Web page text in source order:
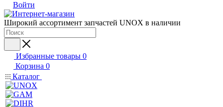
Войти
Широкий ассортимент запчастей UNOX в наличии
Избранные товары 0
Корзина 0
Каталог